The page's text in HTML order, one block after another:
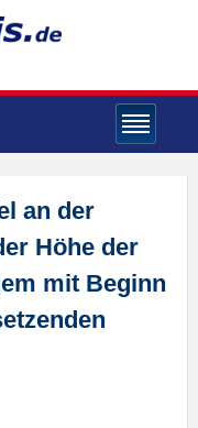
an der
Höhe der
mit Beginn